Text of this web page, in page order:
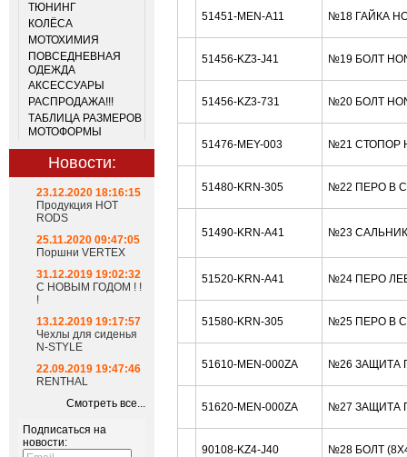
ТЮНИНГ
КОЛЁСА
МОТОХИМИЯ
ПОВСЕДНЕВНАЯ
ОДЕЖДА
АКСЕССУАРЫ
РАСПРОДАЖА!!!
ТАБЛИЦА РАЗМЕРОВ
МОТОФОРМЫ
Новости:
23.12.2020 18:16:15
Продукция HOT
RODS
25.11.2020 09:47:05
Поршни VERTEX
31.12.2019 19:02:32
С НОВЫМ ГОДОМ ! !
!
13.12.2019 19:17:57
Чехлы для сиденья
N-STYLE
22.09.2019 19:47:46
RENTHAL
Смотреть все...
Подписаться на
новости:
51451-MEN-A11 №18 ГАЙКА
51456-KZ3-J41 №19 БОЛТ
51456-KZ3-731 №20 БОЛТ
51476-MEY-003 №21 СТОПОР
51480-KRN-305 №22 ПЕРО В
51490-KRN-A41 №23
51520-KRN-A41 №24 ПЕРО
51580-KRN-305 №25 ПЕРО В
51610-MEN-000ZA №26 ЗАЩИТА
51620-MEN-000ZA №27 ЗАЩИТА
90108-KZ4-J40 №28 БОЛТ